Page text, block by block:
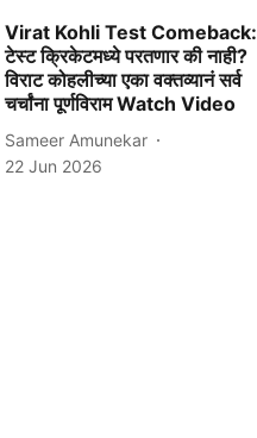
Virat Kohli Test Comeback:
टेस्ट क्रिकेटमध्ये परतणार की नाही?
विराट कोहलीच्या एका वक्तव्यानं सर्व
चर्चांना पूर्णविराम Watch Video
Sameer Amunekar
22 Jun 2026